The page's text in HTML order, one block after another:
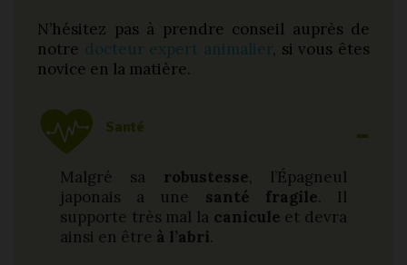
N’hésitez pas à prendre conseil auprès de
notre docteur expert animalier, si vous êtes
novice en la matière.
Santé
Malgré sa robustesse, l’Épagneul
japonais a une santé fragile. Il
supporte très mal la canicule et devra
ainsi en être à l’abri.